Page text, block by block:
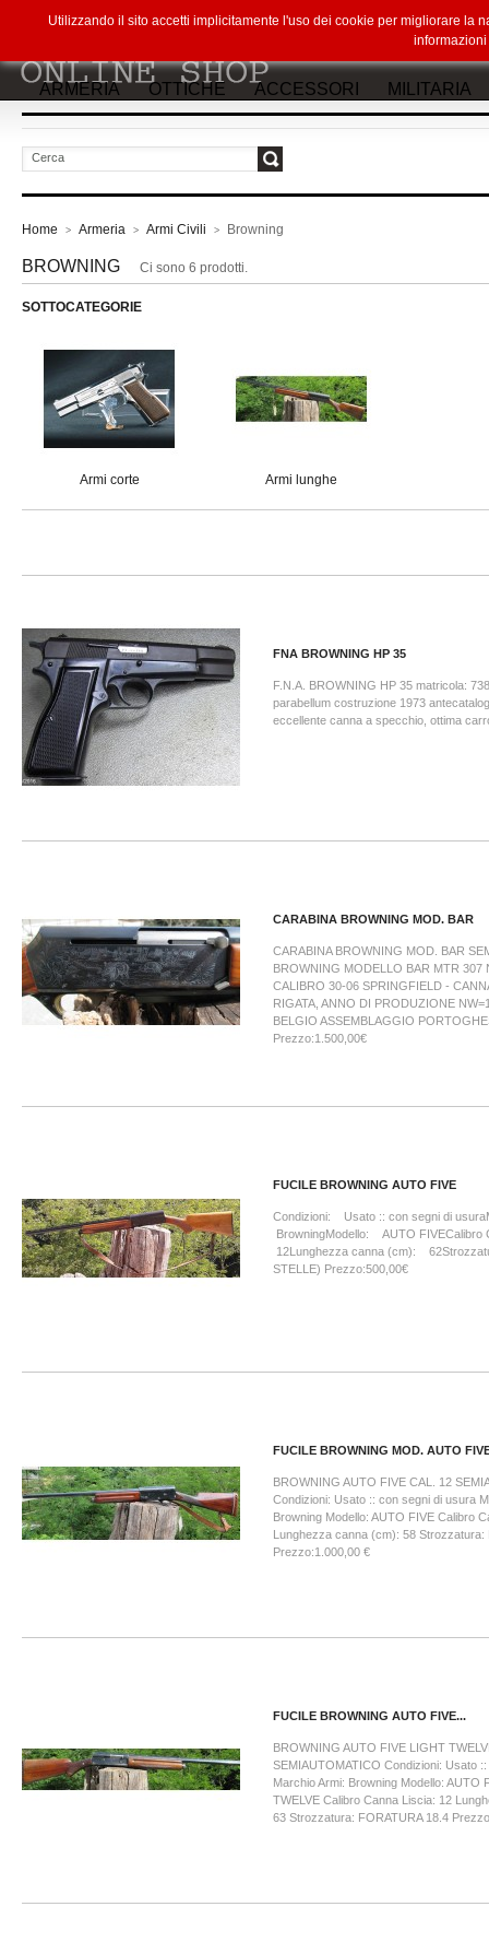
ARMERIA OTTICHE ACCESSORI MILITARIA
Home > Armeria > Armi Civili > Browning
BROWNING Ci sono 6 prodotti.
SOTTOCATEGORIE
Armi corte Armi lunghe
FNA BROWNING HP 35
F.N.A. BROWNING HP 35 matricola:
parabellum costruzione 1973
eccellente canna a specchio, ottima
CARABINA BROWNING MOD. BAR
CARABINA BROWNING MOD. BAR
BROWNING MODELLO BAR MTR 307
CALIBRO 30-06 SPRINGFIELD -
RIGATA, ANNO DI PRODUZIONE
BELGIO ASSEMBLAGGIO
Prezzo:1.500,00€
FUCILE BROWNING AUTO FIVE
Condizioni: Usato :: con segni di
BrowningModello: AUTO FIVECalibro
12Lunghezza canna (cm):
STELLE) Prezzo:500,00€
FUCILE BROWNING MOD. AUTO
BROWNING AUTO FIVE CAL. 12
Condizioni: Usato :: con segni di usura
Browning Modello: AUTO FIVE Calibro
Lunghezza canna (cm): 58 Strozzatura:
Prezzo:1.000,00 €
FUCILE BROWNING AUTO FIVE...
BROWNING AUTO FIVE LIGHT
SEMIAUTOMATICO Condizioni: Usato
Marchio Armi: Browning Modello: AUTO
TWELVE Calibro Canna Liscia: 12
63 Strozzatura: FORATURA 18.4
Utilizzando il sito accetti implicitamente l'uso dei cookie per migliorare la
informazioni